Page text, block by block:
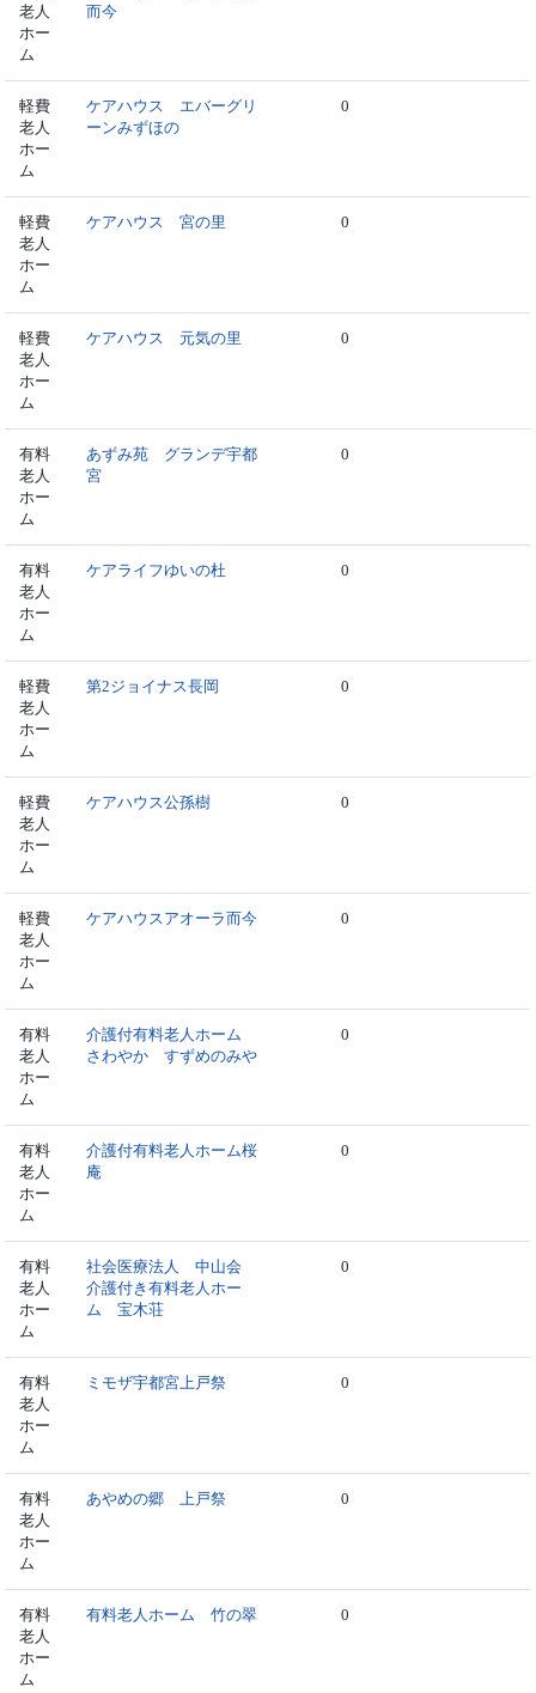
老人
ホー
ム
而今
軽費
老人
ホー
ム
ケアハウス エバーグリ
ーンみずほの
0
軽費
老人
ホー
ム
ケアハウス 宮の里 0
軽費
老人
ホー
ム
ケアハウス 元気の里 0
有料
老人
ホー
ム
あずみ苑 グランデ宇都
宮
0
有料
老人
ホー
ム
ケアライフゆいの杜 0
軽費
老人
ホー
ム
第2ジョイナス長岡 0
軽費
老人
ホー
ム
ケアハウス公孫樹 0
軽費
老人
ホー
ム
ケアハウスアオーラ而今 0
有料
老人
ホー
ム
介護付有料老人ホーム
さわやか すずめのみや
0
有料
老人
ホー
ム
介護付有料老人ホーム桜
庵
0
有料
老人
ホー
ム
社会医療法人 中山会
介護付き有料老人ホー
ム 宝木荘
0
有料
老人
ホー
ム
ミモザ宇都宮上戸祭 0
有料
老人
ホー
ム
あやめの郷 上戸祭 0
有料
老人
ホー
ム
有料老人ホーム 竹の翠 0